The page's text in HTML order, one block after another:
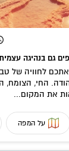
גם בנהיגה
אתכם לחוויה של
החי, הצומח,
את המקום...
על המפה